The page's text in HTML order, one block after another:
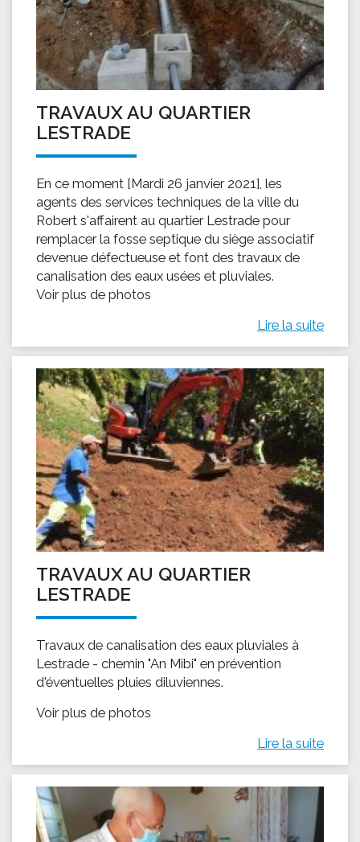
TRAVAUX AU QUARTIER
LESTRADE
En ce moment [Mardi 26 janvier 2021], les
agents des services techniques de la ville du
Robert s'affairent au quartier Lestrade pour
remplacer la fosse septique du siège associatif
devenue défectueuse et font des travaux de
canalisation des eaux usées et pluviales.
Voir plus de photos
Lire la suite
TRAVAUX AU QUARTIER
LESTRADE
Travaux de canalisation des eaux pluviales à
Lestrade - chemin "An Mibi" en prévention
d'éventuelles pluies diluviennes.
Voir plus de photos
Lire la suite